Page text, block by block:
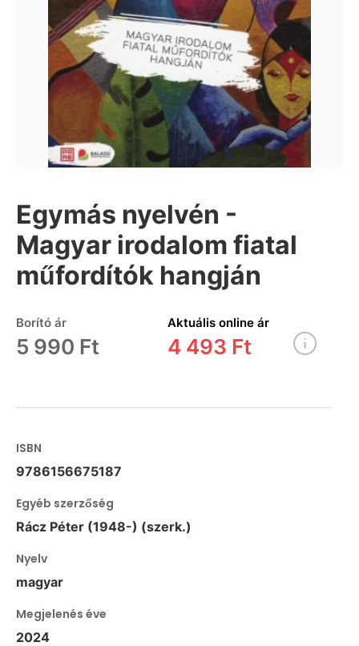
Egymás nyelvén -
Magyar irodalom fiatal
műfordítók hangján
Borító ár
5 990 Ft
Aktuális online ár
4 493 Ft
ISBN
9786156675187
Egyéb szerzőség
Rácz Péter (1948-) (szerk.)
Nyelv
magyar
Megjelenés éve
2024